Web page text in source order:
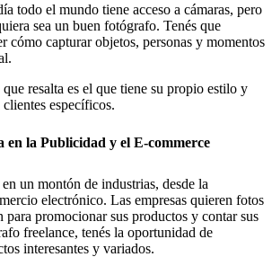
todo el mundo tiene acceso a cámaras, pero
sea un buen fotógrafo. Tenés que
cómo capturar objetos, personas y momentos
resalta es el que tiene su propio estilo y
específicos.
la Publicidad y el E-commerce
un montón de industrias, desde la
electrónico. Las empresas quieren fotos
para promocionar sus productos y contar sus
freelance, tenés la oportunidad de
interesantes y variados.